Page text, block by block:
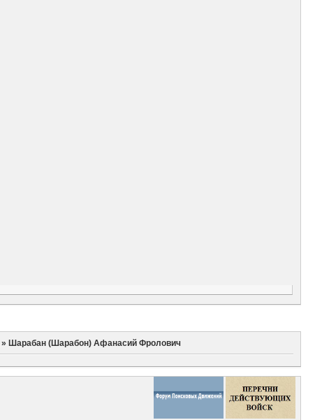
» Шарабан (Шарабон) Афанасий Фролович